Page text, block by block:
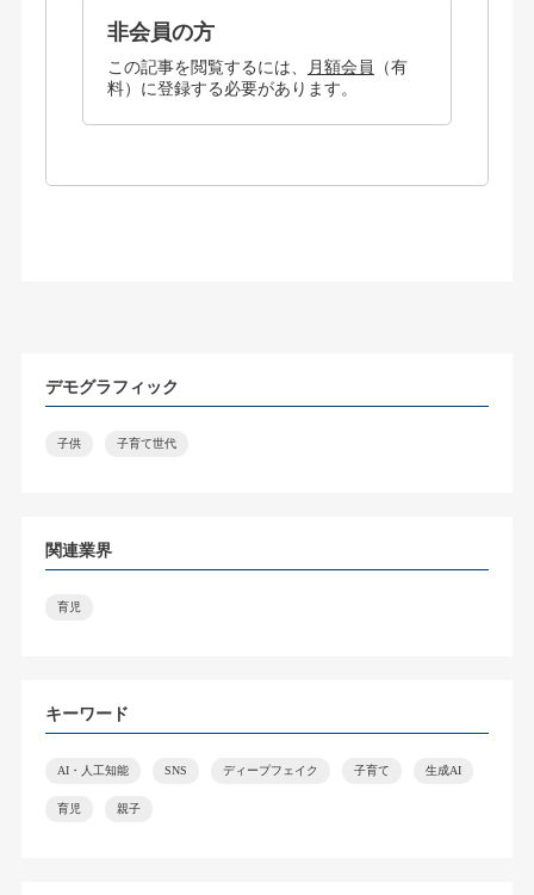
非会員の方
この記事を閲覧するには、 月額会員
（有
料）に登録する必要があります。
デモグラフィック
子供 子育て世代
関連業界
育児
キーワード
AI・人工知能 SNS ディープフェイク 子育て 生成AI
育児 親子